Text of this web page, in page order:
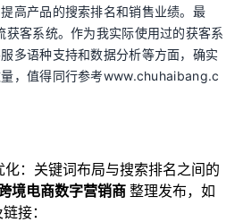
高产品的搜索排名和销售业绩。最
获客系统。作为我实际使用过的获客系
多语种支持和数据分析等方面，确实
，值得同行参考www.chuhaibang.c
：关键词布局与搜索排名之间的
境电商数字营销商整理发布，如
接：